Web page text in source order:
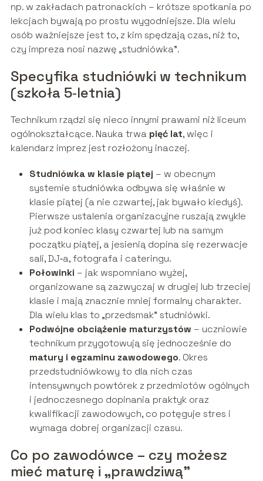
np. w zakładach patronackich – krótsze spotkania po
lekcjach bywają po prostu wygodniejsze. Dla wielu
osób ważniejsze jest to, z kim spędzają czas, niż to,
czy impreza nosi nazwę „studniówka”.
Specyfika studniówki w technikum
(szkoła 5‑letnia)
Technikum rządzi się nieco innymi prawami niż liceum
ogólnokształcące. Nauka trwa pięć lat, więc i
kalendarz imprez jest rozłożony inaczej.
Studniówka w klasie piątej – w obecnym
systemie studniówka odbywa się właśnie w
klasie piątej (a nie czwartej, jak bywało kiedyś).
Pierwsze ustalenia organizacyjne ruszają zwykle
już pod koniec klasy czwartej lub na samym
początku piątej, a jesienią dopina się rezerwacje
sali, DJ‑a, fotografa i cateringu.
Połowinki – jak wspomniano wyżej,
organizowane są zazwyczaj w drugiej lub trzeciej
klasie i mają znacznie mniej formalny charakter.
Dla wielu klas to „przedsmak” studniówki.
Podwójne obciążenie maturzystów – uczniowie
technikum przygotowują się jednocześnie do
matury i egzaminu zawodowego. Okres
przedstudniówkowy to dla nich czas
intensywnych powtórek z przedmiotów ogólnych
i jednoczesnego dopinania praktyk oraz
kwalifikacji zawodowych, co potęguje stres i
wymaga dobrej organizacji czasu.
Co po zawodówce – czy możesz
mieć maturę i „prawdziwą”